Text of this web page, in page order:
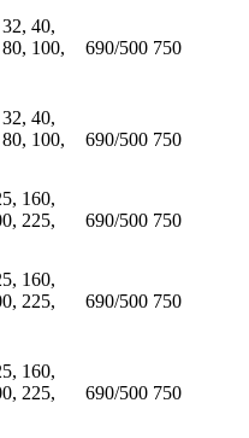
40,
100,
690/500 750
40,
100,
690/500 750
160,
225,
690/500 750
160,
225,
690/500 750
160,
225,
690/500 750